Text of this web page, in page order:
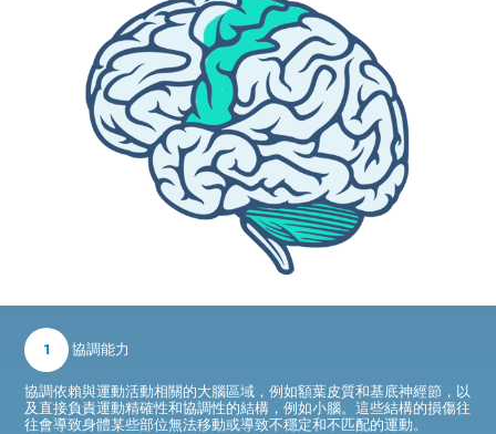
1 協調能力
協調依賴與運動活動相關的大腦區域，例如額葉皮質和基底神經節，以
及直接負責運動精確性和協調性的結構，例如小腦。這些結構的損傷往
往會導致身體某些部位無法移動或導致不穩定和不匹配的運動。